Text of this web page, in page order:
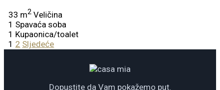
33 m2 Veličina
1 Spavaća soba
1 Kupaonica/toalet
1 2 Sljedeće
Dopustite da Vam pokažemo put.